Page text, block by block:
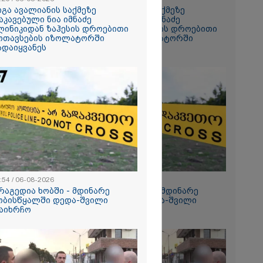
ძნელი
ღამე"
გათიშვა -
ის წევრი
მიდის" -
მზის
გიგა ავალიანის საქმეზე
დაკავებული ნია იმნაძე
კლინიკიდან ზაჰესის დროებითი
მოთავსების იზოლატორში
ტრაგედია ხობში - მდინარე
ხობისწყალში დედა-შვილი
ავალიანის საქმეზე
ნია იმნაძე
ზაჰესის დროებითი
იზოლატორში
/ 06-08-2026
ხობში - მდინარე
დედა-შვილი